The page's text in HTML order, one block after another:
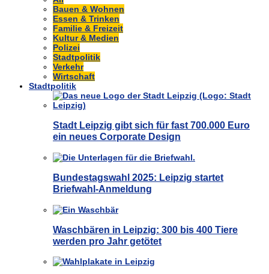
Bauen & Wohnen
Essen & Trinken
Familie & Freizeit
Kultur & Medien
Polizei
Stadtpolitik
Verkehr
Wirtschaft
Stadtpolitik
Stadt Leipzig gibt sich für fast 700.000 Euro
ein neues Corporate Design
Bundestagswahl 2025: Leipzig startet
Briefwahl-Anmeldung
Waschbären in Leipzig: 300 bis 400 Tiere
werden pro Jahr getötet